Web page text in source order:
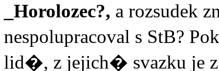
_Horolozec?, a
nespolupracoval s StB?
lid�, z jejich� svazku je